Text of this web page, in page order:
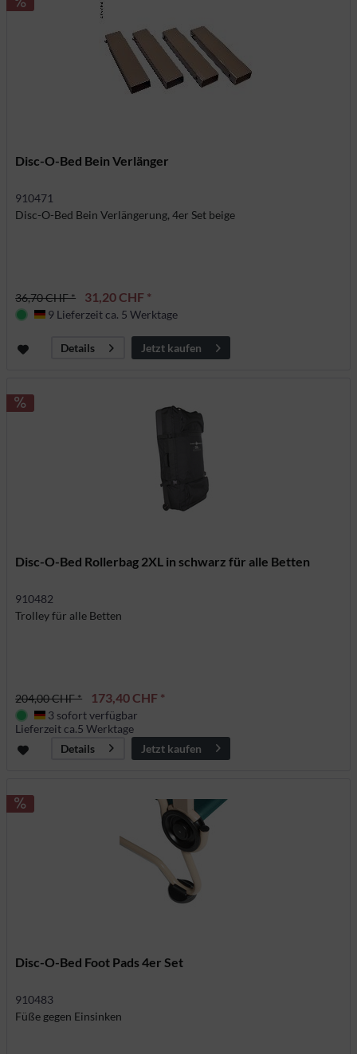
Disc-O-Bed Bein Verlänger
910471
Disc-O-Bed Bein Verlängerung, 4er Set beige
36,70 CHF * 31,20 CHF *
Deutschland
9 Lieferzeit ca. 5 Werktage
Details Jetzt kaufen
Disc-O-Bed Rollerbag 2XL in schwarz für alle Betten
910482
Trolley für alle Betten
204,00 CHF * 173,40 CHF *
Deutschland
3 sofort verfügbar
Lieferzeit ca.5 Werktage
Details
Jetzt kaufen
Disc-O-Bed Foot Pads 4er Set
910483
Füße gegen Einsinken